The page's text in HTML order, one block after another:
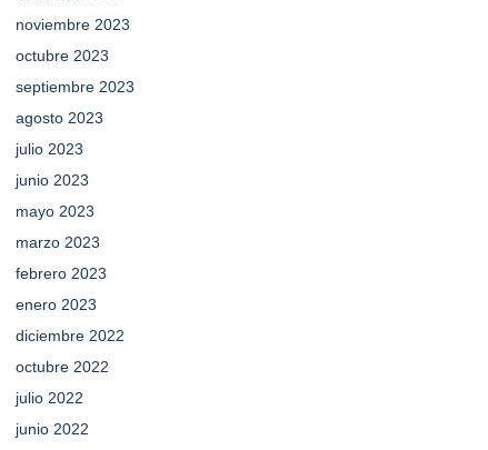
noviembre 2023
octubre 2023
septiembre 2023
agosto 2023
julio 2023
junio 2023
mayo 2023
marzo 2023
febrero 2023
enero 2023
diciembre 2022
octubre 2022
julio 2022
junio 2022